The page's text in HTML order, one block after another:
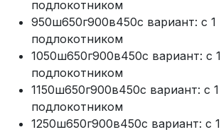
подлокотником
950ш650г900в450с вариант: с 1
подлокотником
1050ш650г900в450с вариант: с 1
подлокотником
1150ш650г900в450с вариант: с 1
подлокотником
1250ш650г900в450с вариант: с 1